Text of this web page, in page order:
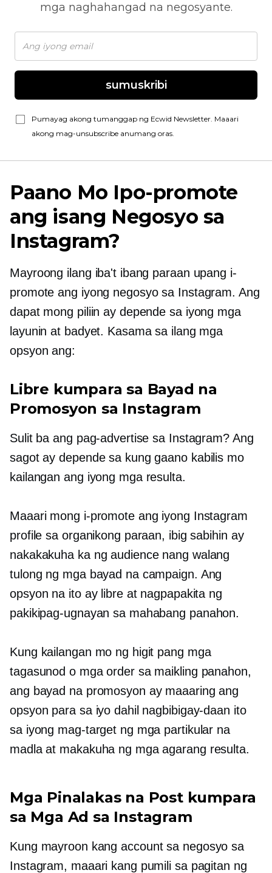
mga naghahangad na negosyante.
sumuskribi
Pumayag akong tumanggap ng Ecwid Newsletter. Maaari
akong mag-unsubscribe anumang oras.
Paano Mo Ipo-promote
ang isang Negosyo sa
Instagram?
Mayroong ilang iba't ibang paraan upang i-
promote ang iyong negosyo sa Instagram. Ang
dapat mong piliin ay depende sa iyong mga
layunin at badyet. Kasama sa ilang mga
opsyon ang:
Libre kumpara sa Bayad na
Promosyon sa Instagram
Sulit ba ang pag-advertise sa Instagram? Ang
sagot ay depende sa kung gaano kabilis mo
kailangan ang iyong mga resulta.
Maaari mong i-promote ang iyong Instagram
profile sa organikong paraan, ibig sabihin ay
nakakakuha ka ng audience nang walang
tulong ng mga bayad na campaign. Ang
opsyon na ito ay libre at nagpapakita ng
pakikipag-ugnayan sa mahabang panahon.
Kung kailangan mo ng higit pang mga
tagasunod o mga order sa maikling panahon,
ang bayad na promosyon ay maaaring ang
opsyon para sa iyo dahil nagbibigay-daan ito
sa iyong mag-target ng mga partikular na
madla at makakuha ng mga agarang resulta.
Mga Pinalakas na Post kumpara
sa Mga Ad sa Instagram
Kung mayroon kang account sa negosyo sa
Instagram, maaari kang pumili sa pagitan ng